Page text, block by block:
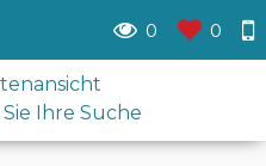
0 0
Ihre Suche